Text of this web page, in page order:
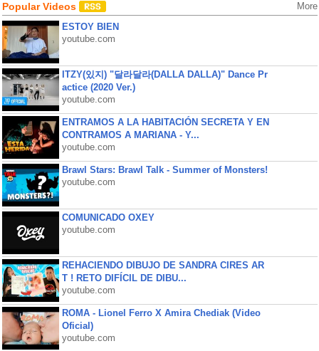
Popular Videos More
ESTOY BIEN
youtube.com
ITZY(있지) "달라달라(DALLA DALLA)" Dance Pr
actice (2020 Ver.)
youtube.com
ENTRAMOS A LA HABITACIÓN SECRETA Y EN
CONTRAMOS A MARIANA - Y...
youtube.com
Brawl Stars: Brawl Talk - Summer of Monsters!
youtube.com
COMUNICADO OXEY
youtube.com
REHACIENDO DIBUJO DE SANDRA CIRES AR
T ! RETO DIFÍCIL DE DIBU...
youtube.com
ROMA - Lionel Ferro X Amira Chediak (Video
Oficial)
youtube.com